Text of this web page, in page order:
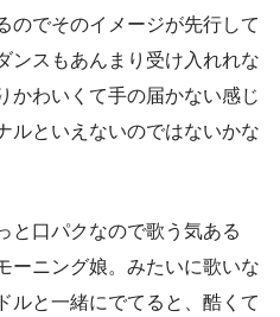
のでそのイメージが先行して
ンスもあんまり受け入れれな
かわいくて手の届かない感じ
ルといえないのではないかな
と口パクなので歌う気ある
ーニング娘。みたいに歌いな
ルと一緒にでてると、酷くて